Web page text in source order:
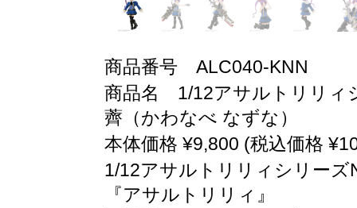
商品番号 ALC040-KNN
商品名 1/12アサルトリリィ
薺（かわなべ なずな）
本体価格 ¥9,800 (税込価格
1/12アサルトリリィシリーズ
『アサルトリリィ』